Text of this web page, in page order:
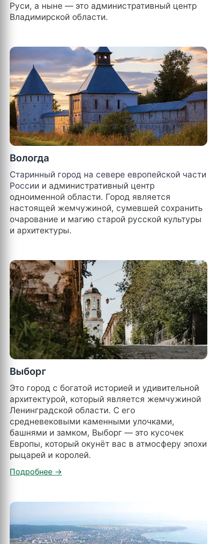
Руси, а ныне — это административный центр
Владимирской области.
Вологда
Старинный город на севере европейской части
России и административный центр
одноименной области. Город является
настоящей жемчужиной, сумевшей сохранить
очарование и магию старой русской культуры
и архитектуры.
Выборг
Это город с богатой историей и удивительной
архитектурой, который является жемчужиной
Ленинградской области. С его
средневековыми каменными улочками,
башнями и замком, Выборг — это кусочек
Европы, который окунёт вас в атмосферу эпохи
рыцарей и королей.